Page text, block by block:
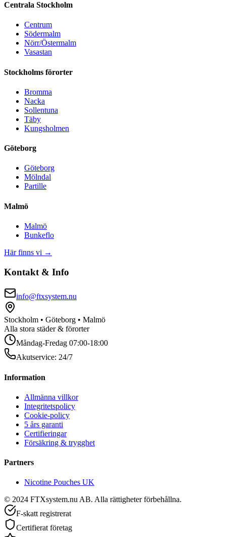
Centrala Stockholm
Centrum
Södermalm
Nörr/Östermalm
Vasastan
Stockholms förorter
Bromma
Nacka
Sollentuna
Täby
Kungsholmen
Göteborg
Göteborg
Mölndal
Partille
Malmö
Malmö
Bunkeflo
Här finns vi →
Kontakt & Info
info@ftxsystem.nu
Stockholm • Göteborg • Malmö
Alla stora städer & förorter
Måndag-Fredag 07:00-18:00
Akutservice: 24/7
Information
Allmänna villkor
Integritetspolicy
Cookie-policy
5 års garanti
Certifieringar
Försäkring & trygghet
Partners
Nicotine Pouches UK
© 2024 FTXsystem.nu AB. Alla rättigheter förbehållna.
F-skatt registrerat
Certifierat företag